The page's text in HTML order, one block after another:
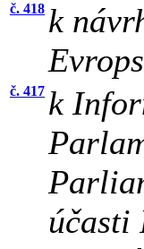
č. 418 k
č. 417 k
účasti